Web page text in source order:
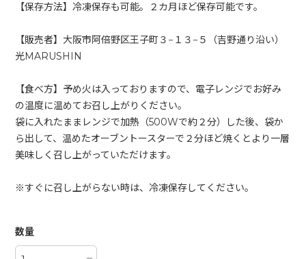
【保存方法】冷凍保存も可能。２カ月ほど保存可能です。
【販売者】大阪市阿倍野区王子町３−１３−５（吉野通り沿い）
光MARUSHIN
【食べ方】予め火は入っておりますので、電子レンジでお好み
の温度に温めてお召し上がりください。
袋に入れたままレンジで加熱（500Wで約２分）した後、袋か
ら出して、温めたオーブントースターで２分ほど焼くとより一層
美味しく召し上がっていただけます。
※すぐに召し上がらない時は、冷凍保存してください。
数量